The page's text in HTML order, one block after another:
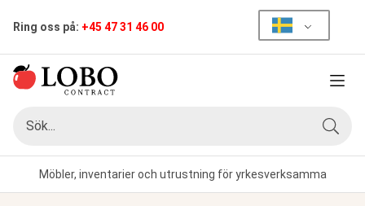
Ring oss på: +45 47 31 46 00
Meny
Sök
Möbler, inventarier och utrustning för yrkesverksamma